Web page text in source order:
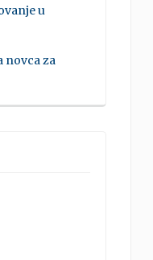
u
novca za